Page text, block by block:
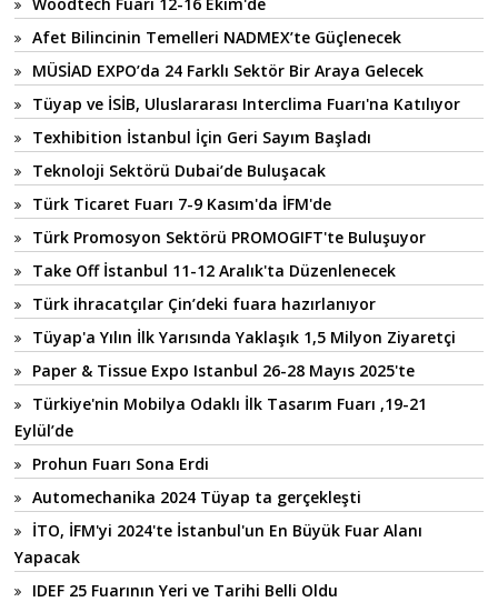
Afet Bilincinin Temelleri NADMEX’te Güçlenecek
MÜSİAD EXPO’da 24 Farklı Sektör Bir Araya Gelecek
Tüyap ve İSİB, Uluslararası Interclima Fuarı'na Katılıyor
Texhibition İstanbul İçin Geri Sayım Başladı
Teknoloji Sektörü Dubai’de Buluşacak
Türk Ticaret Fuarı 7-9 Kasım'da İFM'de
Türk Promosyon Sektörü PROMOGIFT'te Buluşuyor
Take Off İstanbul 11-12 Aralık'ta Düzenlenecek
Türk ihracatçılar Çin’deki fuara hazırlanıyor
Tüyap'a Yılın İlk Yarısında Yaklaşık 1,5 Milyon Ziyaretçi
Paper & Tissue Expo Istanbul 26-28 Mayıs 2025'te
Türkiye'nin Mobilya Odaklı İlk Tasarım Fuarı ,19-21
Eylül’de
Prohun Fuarı Sona Erdi
Automechanika 2024 Tüyap ta gerçekleşti
İTO, İFM'yi 2024'te İstanbul'un En Büyük Fuar Alanı
Yapacak
IDEF 25 Fuarının Yeri ve Tarihi Belli Oldu